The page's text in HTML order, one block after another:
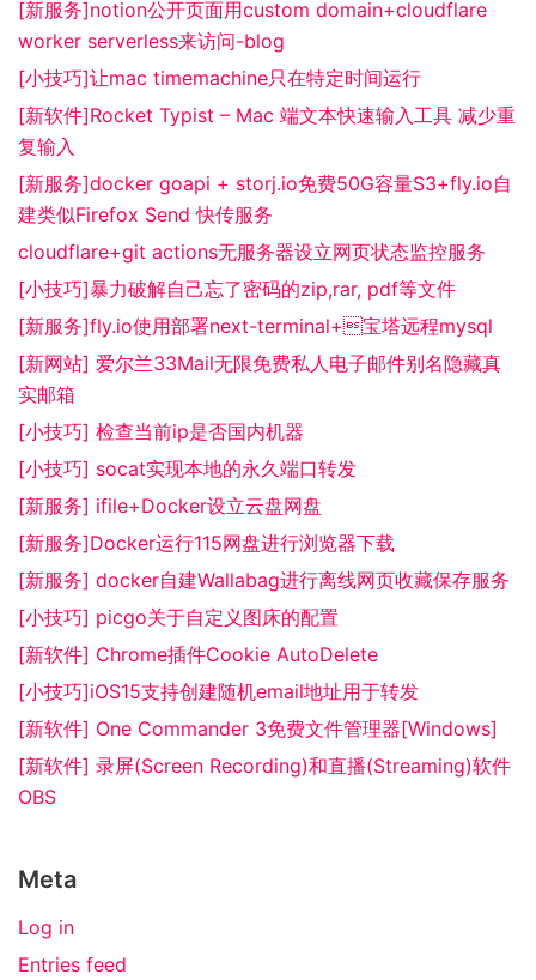
[新服务]notion公开页面用custom domain+cloudflare
worker serverless来访问-blog
[小技巧]让mac timemachine只在特定时间运行
[新软件]Rocket Typist – Mac 端文本快速输入工具 减少重
复输入
[新服务]docker goapi + storj.io免费50G容量S3+fly.io自
建类似Firefox Send 快传服务
cloudflare+git actions无服务器设立网页状态监控服务
[小技巧]暴力破解自己忘了密码的zip,rar, pdf等文件
[新服务]fly.io使用部署next-terminal+宝塔远程mysql
[新网站] 爱尔兰33Mail无限免费私人电子邮件别名隐藏真
实邮箱
[小技巧] 检查当前ip是否国内机器
[小技巧] socat实现本地的永久端口转发
[新服务] ifile+Docker设立云盘网盘
[新服务]Docker运行115网盘进行浏览器下载
[新服务] docker自建Wallabag进行离线网页收藏保存服务
[小技巧] picgo关于自定义图床的配置
[新软件] Chrome插件Cookie AutoDelete
[小技巧]iOS15支持创建随机email地址用于转发
[新软件] One Commander 3免费文件管理器[Windows]
[新软件] 录屏(Screen Recording)和直播(Streaming)软件
OBS
Meta
Log in
Entries feed